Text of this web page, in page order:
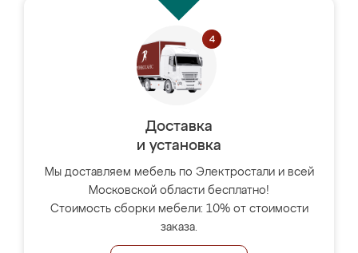
Доставка
и установка
Мы доставляем мебель по Электростали и всей
Московской области бесплатно!
Стоимость сборки мебели: 10% от стоимости
заказа.